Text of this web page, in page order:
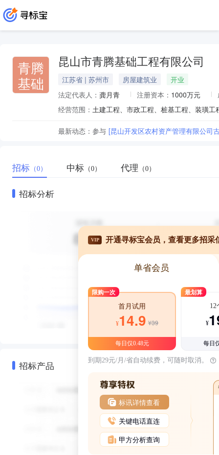
青腾
基础
昆山市青腾基础工程有限公司
江苏省 | 苏州市 房屋建筑业
开业
法定代表人： 龚月青 注册资本： 1000万元
经营范围：
最新动态： 参与 [昆山开发区农村资产管理有限公司
招标 （0） 中标 （0） 代理 （0）
招标分析
招标产品
VIP 开通寻标宝会员，查看更多招采
单省会员
限购一次
首月试用
¥14.9 ¥39
每日仅0.48元
最划算
12
¥
每日
到期29元/月/省自动续费，可随时取消。
标讯详情查看
关键电话直连
甲方分析查询